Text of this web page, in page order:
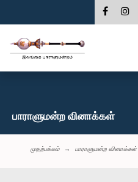
பாராளுமன்ற வினாக்கள்
முதற்பக்கம் பாராளுமன்ற வினாக்கள்